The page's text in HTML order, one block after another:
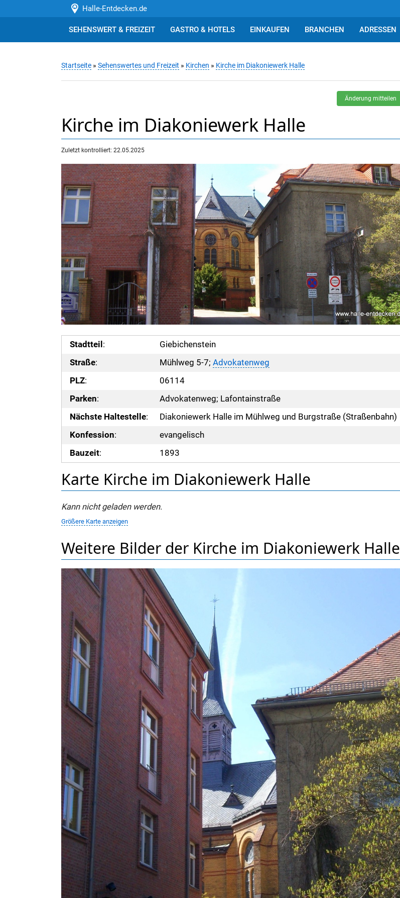
Halle-Entdecken.de
SEHENSWERT & FREIZEIT GASTRO & HOTELS EINKAUFEN BRANCHEN ADRESSEN
Startseite » Sehenswertes und Freizeit » Kirchen » Kirche im Diakoniewerk Halle
Änderung mitteilen
Kirche im Diakoniewerk Halle
Zuletzt kontrolliert: 22.05.2025
Stadtteil :
Giebichenstein
Straße: Mühlweg 5-7; Advokatenweg
PLZ:
06114
Parken:
Advokatenweg; Lafontainstraße
Nächste Haltestelle:
Diakoniewerk Halle im Mühlweg und Burgstraße (Straßenbahn)
Konfession:
evangelisch
Bauzeit: 1893
Karte Kirche im Diakoniewerk Halle
Kann nicht geladen werden.
Größere Karte anzeigen
Weitere Bilder der Kirche im Diakoniewerk Halle